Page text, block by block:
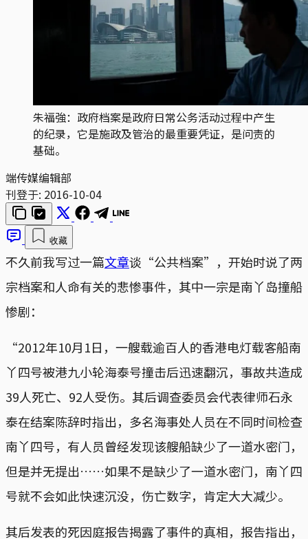
朱福強：政府档案是政府日常公务活动过程中产生
的纪录，它是施政及管治的最重要凭证，是问责的
基础。
端传媒编辑部
刊登于: 2016-10-04
收藏
不久前我写过一篇文章谈“公共档案”，开始时说了两
宗档案和人命有关的悲惨事件，其中一宗是南丫岛撞船
惨剧：
“2012年10月1日，一艘载逾百人的香港电灯载客船南
丫四号被港九小轮海泰号撞击后迅速翻沉，事故共造成
39人死亡、92人受伤。其后调查委员会代表律师石永
泰在结案陈辞时指出，多名海事处人员在不同时间检查
南丫四号，有人员曾经发现该艘船缺少了一道水密门，
但是并无提出……如果不是缺少了一道水密门，南丫四
号就不会如此快速沉没，伤亡数字，肯定大大减少。
其后发表的死因庭报告揭露了事件的真相，报告指出，